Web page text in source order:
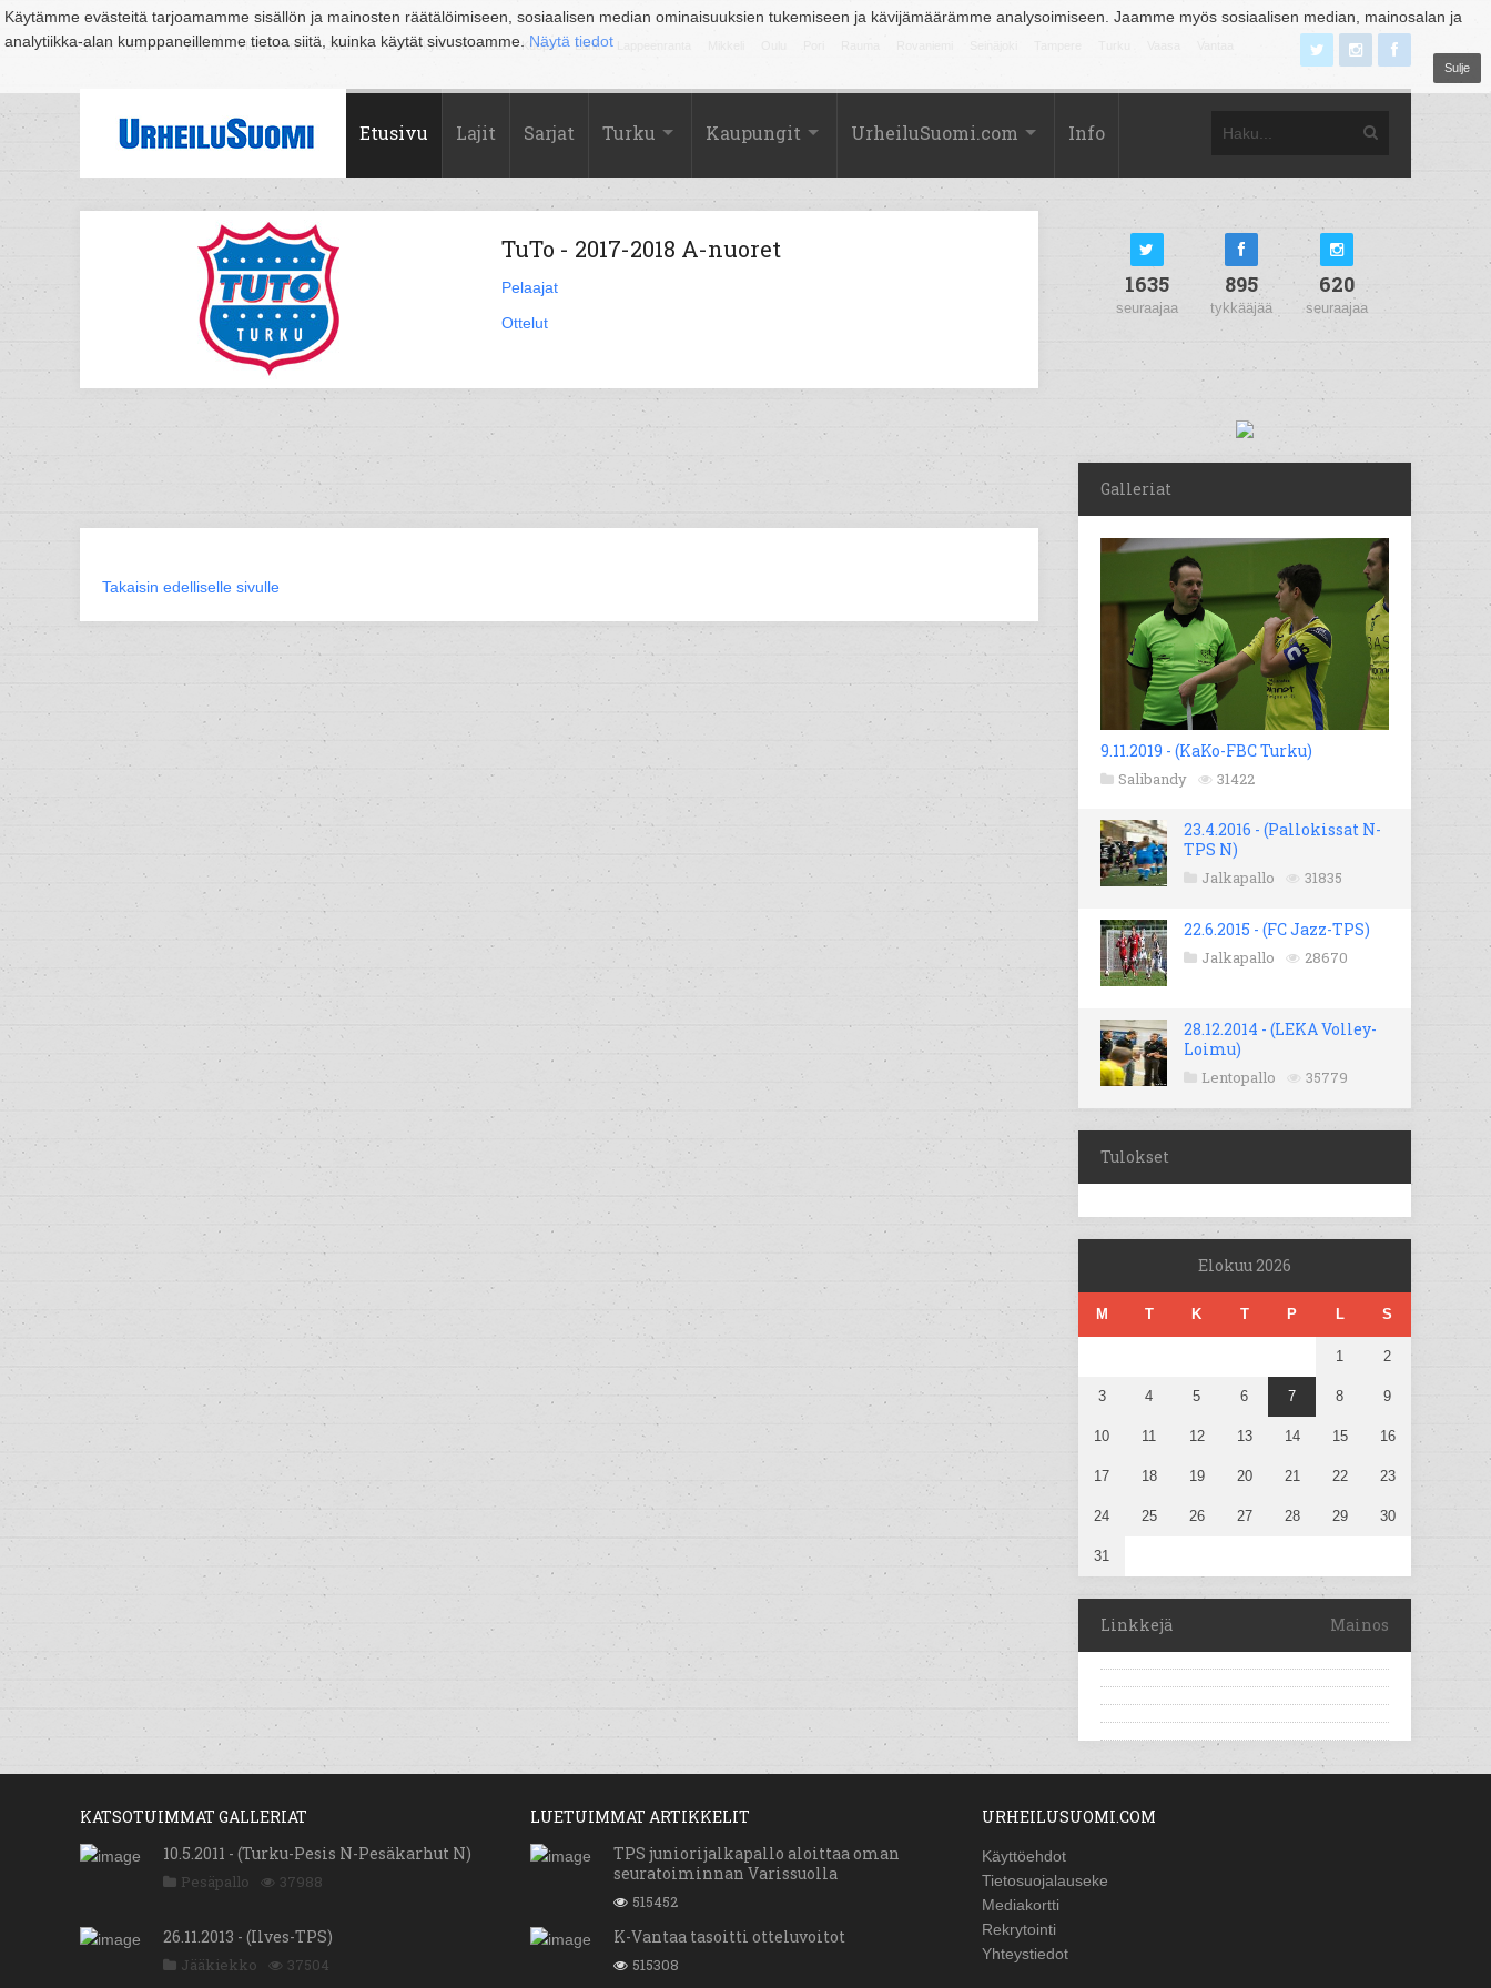
Käytämme evästeitä tarjoamamme sisällön ja mainosten räätälöimiseen, sosiaalisen median ominaisuuksien tukemiseen ja kävijämäärämme analysoimiseen. Jaamme myös sosiaalisen median, mainosalan ja
analytiikka-alan kumppaneillemme tietoa siitä, kuinka käytät sivustoamme. Näytä tiedot
Sulje
Suomi Espoo Helsinki Hämeenlinna Joensuu Jyväskylä Kouvola Kuopio Lahti
Etusivu Lajit Sarjat Turku Kaupungit UrheiluSuomi.com Info
TuTo - 2017-2018 A-nuoret
Pelaajat
Ottelut
Takaisin edelliselle sivulle
1635
seuraajaa
895
tykkääjää
620
seuraajaa
Galleriat
9.11.2019 - (KaKo-FBC Turku)
Salibandy 31422
23.4.2016 - (Pallokissat N-
TPS N)
Jalkapallo 31835
22.6.2015 - (FC Jazz-TPS)
Jalkapallo 28670
28.12.2014 - (LEKA Volley-
Loimu)
Lentopallo 35779
Tulokset
Elokuu 2026
M T K T P L S
1 2
3 4 5 6 7 8 9
10 11 12 13 14 15 16
17 18 19 20 21 22 23
24 25 26 27 28 29 30
31
Linkkejä Mainos
KATSOTUIMMAT GALLERIAT
10.5.2011 - (Turku-Pesis N-Pesäkarhut N)
Pesäpallo 37988
26.11.2013 - (Ilves-TPS)
Jääkiekko 37504
LUETUIMMAT ARTIKKELIT
TPS juniorijalkapallo aloittaa oman
seuratoiminnan Varissuolla
515452
K-Vantaa tasoitti otteluvoitot
515308
URHEILUSUOMI.COM
Käyttöehdot
Tietosuojalauseke
Mediakortti
Rekrytointi
Yhteystiedot